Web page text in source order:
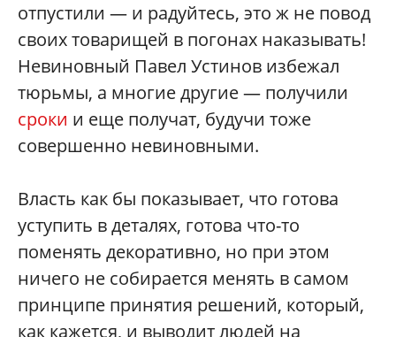
отпустили — и радуйтесь, это ж не повод
своих товарищей в погонах наказывать!
Невиновный Павел Устинов избежал
тюрьмы, а многие другие — получили
сроки и еще получат, будучи тоже
совершенно невиновными.
Власть как бы показывает, что готова
уступить в деталях, готова что-то
поменять декоративно, но при этом
ничего не собирается менять в самом
принципе принятия решений, который,
как кажется, и выводит людей на